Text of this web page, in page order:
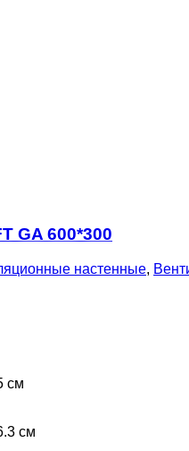
GA 600*300
настенные,
см
см